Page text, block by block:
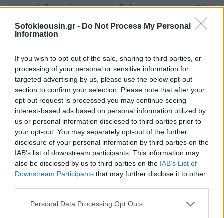
Sofokleousin.gr - Do Not Process My Personal
Information
If you wish to opt-out of the sale, sharing to third parties, or
processing of your personal or sensitive information for
targeted advertising by us, please use the below opt-out
section to confirm your selection. Please note that after your
opt-out request is processed you may continue seeing
interest-based ads based on personal information utilized by
us or personal information disclosed to third parties prior to
your opt-out. You may separately opt-out of the further
disclosure of your personal information by third parties on the
IAB’s list of downstream participants. This information may
also be disclosed by us to third parties on the IAB’s List of
Downstream Participants that may further disclose it to other
Personal Data Processing Opt Outs
και Σιδηροκάστρου, που βρίσκονται περί τα 20
λεπτά από το ξενοδοχείο.
θρησκευτική ιστορία αλλά και σύγχρονες
υποδομές.
ΔΕΙΤΕ ΕΔΩ περισσότερες φωτογραφίεςαπό το
Αρχοντικό Βιγλάτορας και τα υπέροχα μέρη που
μπορείτε να επισκεφτείτε στην περιοχή.
ΔΗΛΩΣΤΕ ΣΥΜΜΕΤΟΧΗ σε 3 βήματα
Δείτε τους όρους του διαγωνισμού εδώ
(769.86